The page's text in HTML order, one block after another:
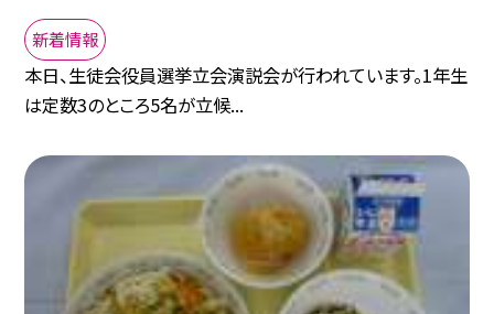
新着情報
本日、生徒会役員選挙立会演説会が行われています。1年生
は定数3のところ5名が立候...